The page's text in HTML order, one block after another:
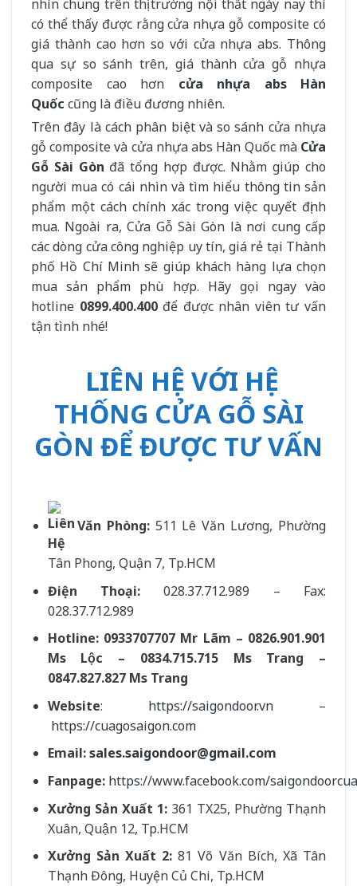
nhìn chung trên thị trường nội thất ngày nay thì
có thể thấy được rằng cửa nhựa gỗ composite có
giá thành cao hơn so với cửa nhựa abs. Thông
qua sự so sánh trên, giá thành cửa gỗ nhựa
composite cao hơn cửa nhựa abs Hàn
Quốc cũng là điều đương nhiên.
Trên đây là cách phân biệt và so sánh cửa nhựa
gỗ composite và cửa nhựa abs Hàn Quốc mà Cửa
Gỗ Sài Gòn đã tổng hợp được. Nhằm giúp cho
người mua có cái nhìn và tìm hiểu thông tin sản
phẩm một cách chính xác trong việc quyết định
mua. Ngoài ra, Cửa Gỗ Sài Gòn là nơi cung cấp
các dòng cửa công nghiệp uy tín, giá rẻ tại Thành
phố Hồ Chí Minh sẽ giúp khách hàng lựa chọn
mua sản phẩm phù hợp. Hãy gọi ngay vào
hotline 0899.400.400để được nhân viên tư vấn
tận tình nhé!
LIÊN HỆ VỚI HỆ
THỐNG CỬA GỖ SÀI
GÒN ĐỂ ĐƯỢC TƯ VẤN
Văn Phòng:511 Lê Văn Lương, Phường
Tân Phong, Quận 7, Tp.HCM
Điện Thoại: 028.37.712.989 – Fax:
028.37.712.989
Hotline: 0933707707 Mr Lãm – 0826.901.901
Ms Lộc – 0834.715.715 Ms Trang –
0847.827.827 Ms Trang
Website: https://saigondoor.vn–
https://cuagosaigon.com
Email:sales.saigondoor@gmail.com
Fanpage: https://www.facebook.com/
Xưởng Sản Xuất 1:361 TX25, Phường Thạnh
Xuân, Quận 12, Tp.HCM
Xưởng Sản Xuất 2: 81 Võ Văn Bích, Xã Tân
Thạnh Đông, Huyện Củ Chi, Tp.HCM